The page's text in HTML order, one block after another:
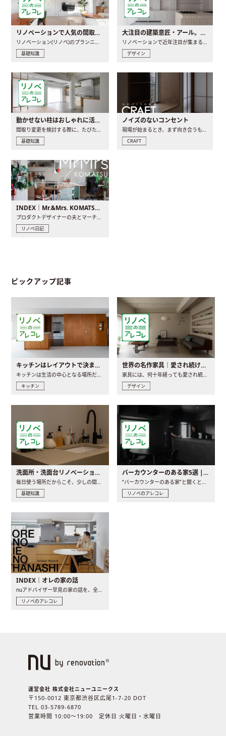
リノベーションで人気の間取りとは？トレンドの間取りと実例を徹底解説
リノベーション(リノベ)のプランニングで一番最初に決めるのは..
基礎知識
大注目の建築意匠・アール。人気の理由と空間に取り入れるポイント
リノベーションで近年注目が集まる建築意匠の一つであるアール..
デザイン
動かせない柱はおしゃれに活用！柱を魅せるリノベーション(リノベ)4選
間取り変更を検討する際に、たびたび皆さんの頭を悩ませる動か..
基礎知識
ノイズのないコンセント
現場が始まるとき、まず向き合うものの一つがコンセントです..
CRAFT
INDEX｜Mr.&Mrs. KOMATSU renovation diary
プロダクトデザイナーの夫とマーチャンダイザーの妻が、夫婦で..
リノベ日記
ピックアップ記事
キッチンはレイアウトで決まる。後悔しないための考え方と選び方
キッチン
世界の名作家具｜愛され続ける理由と一生モノとの出会い方
デザイン
洗面所・洗面台リノベーションの事例と間取りアイデア
毎日使う場所だからこそ、少しの間取りの工夫や素材の選び方で..
基礎知識
バーカウンターのある家5選 | 日常に馴染む“距離の近い”キッチンとは
“バーカウンターのある家”と聞くと、少し特別な、大人のための..
リノベのアレコレ
INDEX｜オレの家の話
リノベのアレコレ
運営会社 株式会社ニューユニークス
〒150-0012 東京都渋谷区広尾1-7-20 DOT
TEL 03-5789-6870
営業時間 10:00〜19:00 定休日 火曜日・水曜日